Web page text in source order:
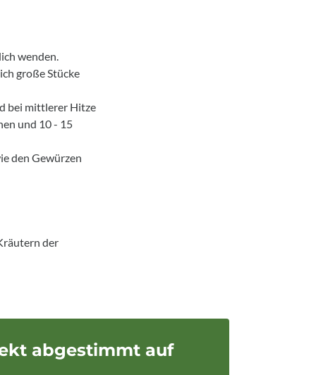
wenden.
große Stücke
bei mittlerer Hitze
und 10 - 15
den Gewürzen
der
abgestimmt auf